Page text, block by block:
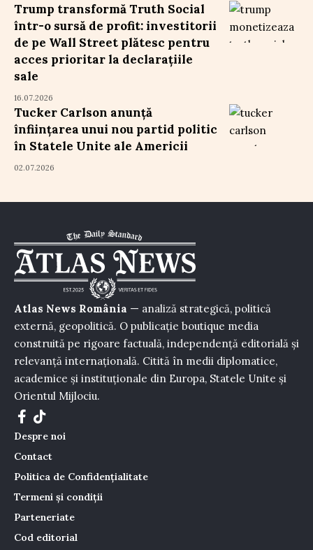
Trump transformă Truth Social
într-o sursă de profit: investitorii
de pe Wall Street plătesc pentru
acces prioritar la declarațiile
sale
16.07.2026
Tucker Carlson anunță
înființarea unui nou partid politic
în Statele Unite ale Americii
02.07.2026
Atlas News România — analiză strategică, politică
externă, geopolitică. O publicație boutique media
construită pe rigoare factuală, independență editorială și
relevanță internațională. Citită în medii diplomatice,
academice și instituționale din Europa, Statele Unite și
Orientul Mijlociu.
Despre noi
Contact
Politica de Confidențialitate
Termeni și condiții
Parteneriate
Cod editorial